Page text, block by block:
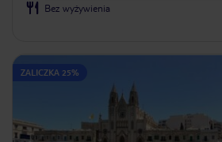
Bez wyżywienia
ZALICZKA 25%